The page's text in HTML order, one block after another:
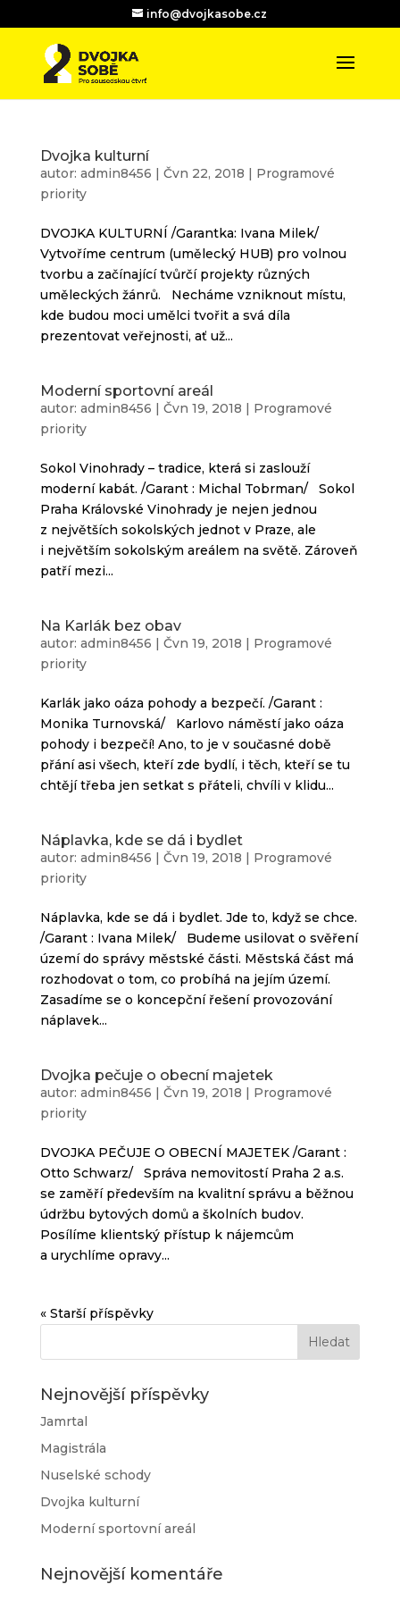
info@dvojkasobe.cz
Dvojka kulturní
autor: admin8456 | Čvn 22, 2018 | Programové
priority
DVOJKA KULTURNÍ /Garantka: Ivana Milek/
Vytvoříme centrum (umělecký HUB) pro volnou
tvorbu a začínající tvůrčí projekty různých
uměleckých žánrů. Necháme vzniknout místu,
kde budou moci umělci tvořit a svá díla
prezentovat veřejnosti, ať už...
Moderní sportovní areál
autor: admin8456 | Čvn 19, 2018 | Programové
priority
Sokol Vinohrady – tradice, která si zaslouží
moderní kabát. /Garant : Michal Tobrman/ Sokol
Praha Královské Vinohrady je nejen jednou
z největších sokolských jednot v Praze, ale
i největším sokolským areálem na světě. Zároveň
patří mezi...
Na Karlák bez obav
autor: admin8456 | Čvn 19, 2018 | Programové
priority
Karlák jako oáza pohody a bezpečí. /Garant :
Monika Turnovská/ Karlovo náměstí jako oáza
pohody i bezpečí! Ano, to je v současné době
přání asi všech, kteří zde bydlí, i těch, kteří se tu
chtějí třeba jen setkat s přáteli, chvíli v klidu...
Náplavka, kde se dá i bydlet
autor: admin8456 | Čvn 19, 2018 | Programové
priority
Náplavka, kde se dá i bydlet. Jde to, když se chce.
/Garant : Ivana Milek/ Budeme usilovat o svěření
území do správy městské části. Městská část má
rozhodovat o tom, co probíhá na jejím území.
Zasadíme se o koncepční řešení provozování
náplavek...
Dvojka pečuje o obecní majetek
autor: admin8456 | Čvn 19, 2018 | Programové
priority
DVOJKA PEČUJE O OBECNÍ MAJETEK /Garant :
Otto Schwarz/ Správa nemovitostí Praha 2 a.s.
se zaměří především na kvalitní správu a běžnou
údržbu bytových domů a školních budov.
Posílíme klientský přístup k nájemcům
a urychlíme opravy...
« Starší příspěvky
Nejnovější příspěvky
Jamrtal
Magistrála
Nuselské schody
Dvojka kulturní
Moderní sportovní areál
Nejnovější komentáře